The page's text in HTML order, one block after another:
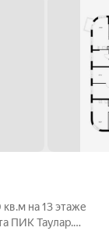
на 13 этаже
ПИК Таулар.